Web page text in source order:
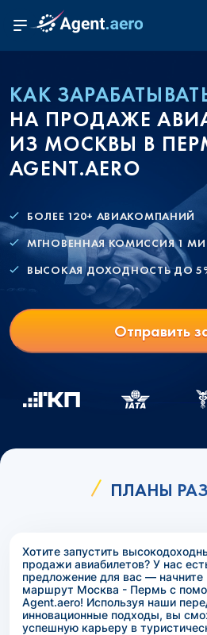
КАК
НА ПРОДАЖЕ
ИЗ МОСКВЫ В
AGENT.AERO
БОЛЕЕ 120+ АВИАКОМПАНИЙ
МГНОВЕННАЯ КОМИССИЯ 1
ВЫСОКАЯ ДОХОДНОСТЬ ДО
Отправить
ПЛАНЫ
Хотите запустить
продажи авиабилетов? У нас
предложение для вас — начните
маршрут Москва - Пермь с
Agent.aero! Используя наши
инновационные подходы, вы
успешную карьеру в